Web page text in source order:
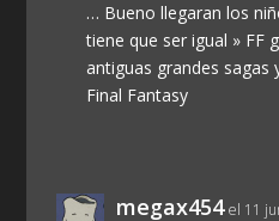
… Bueno llegaran los
tiene que ser igual » FF
antiguas grandes
Final Fantasy
megax454 el 11